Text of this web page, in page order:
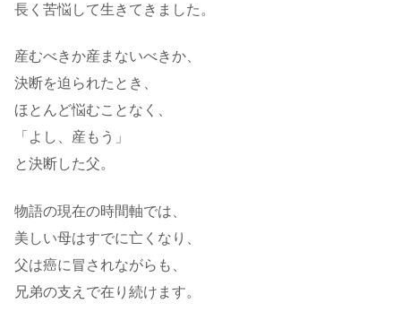
長く苦悩して生きてきました。
産むべきか産まないべきか、
決断を迫られたとき、
ほとんど悩むことなく、
「よし、産もう」
と決断した父。
物語の現在の時間軸では、
美しい母はすでに亡くなり、
父は癌に冒されながらも、
兄弟の支えで在り続けます。